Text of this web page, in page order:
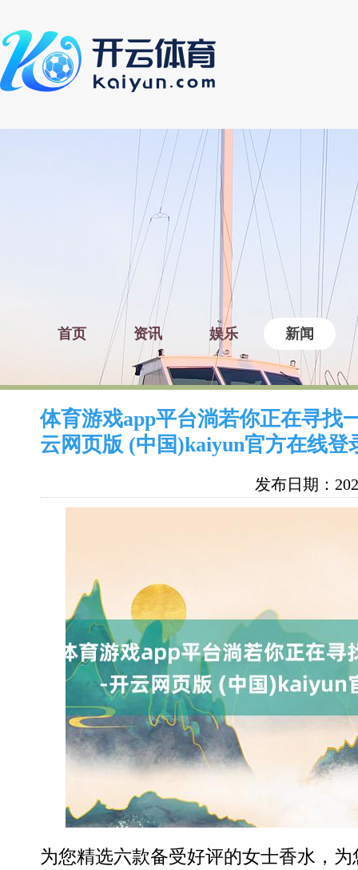
首页 资讯 娱乐 新闻
体育游戏app平台淌若你正在寻找
云网页版 (中国)kaiyun官方在线登
发布日期：
为您精选六款备受好评的女士香水，